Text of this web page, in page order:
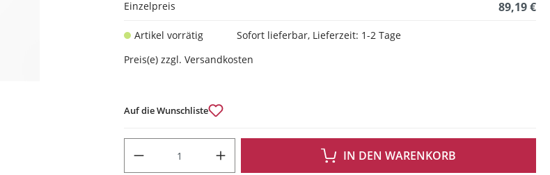
Einzelpreis
89,19 €
Artikel vorrätig
Sofort lieferbar, Lieferzeit: 1-2 Tage
Preis(e) zzgl. Versandkosten
Auf die Wunschliste
IN DEN WARENKORB